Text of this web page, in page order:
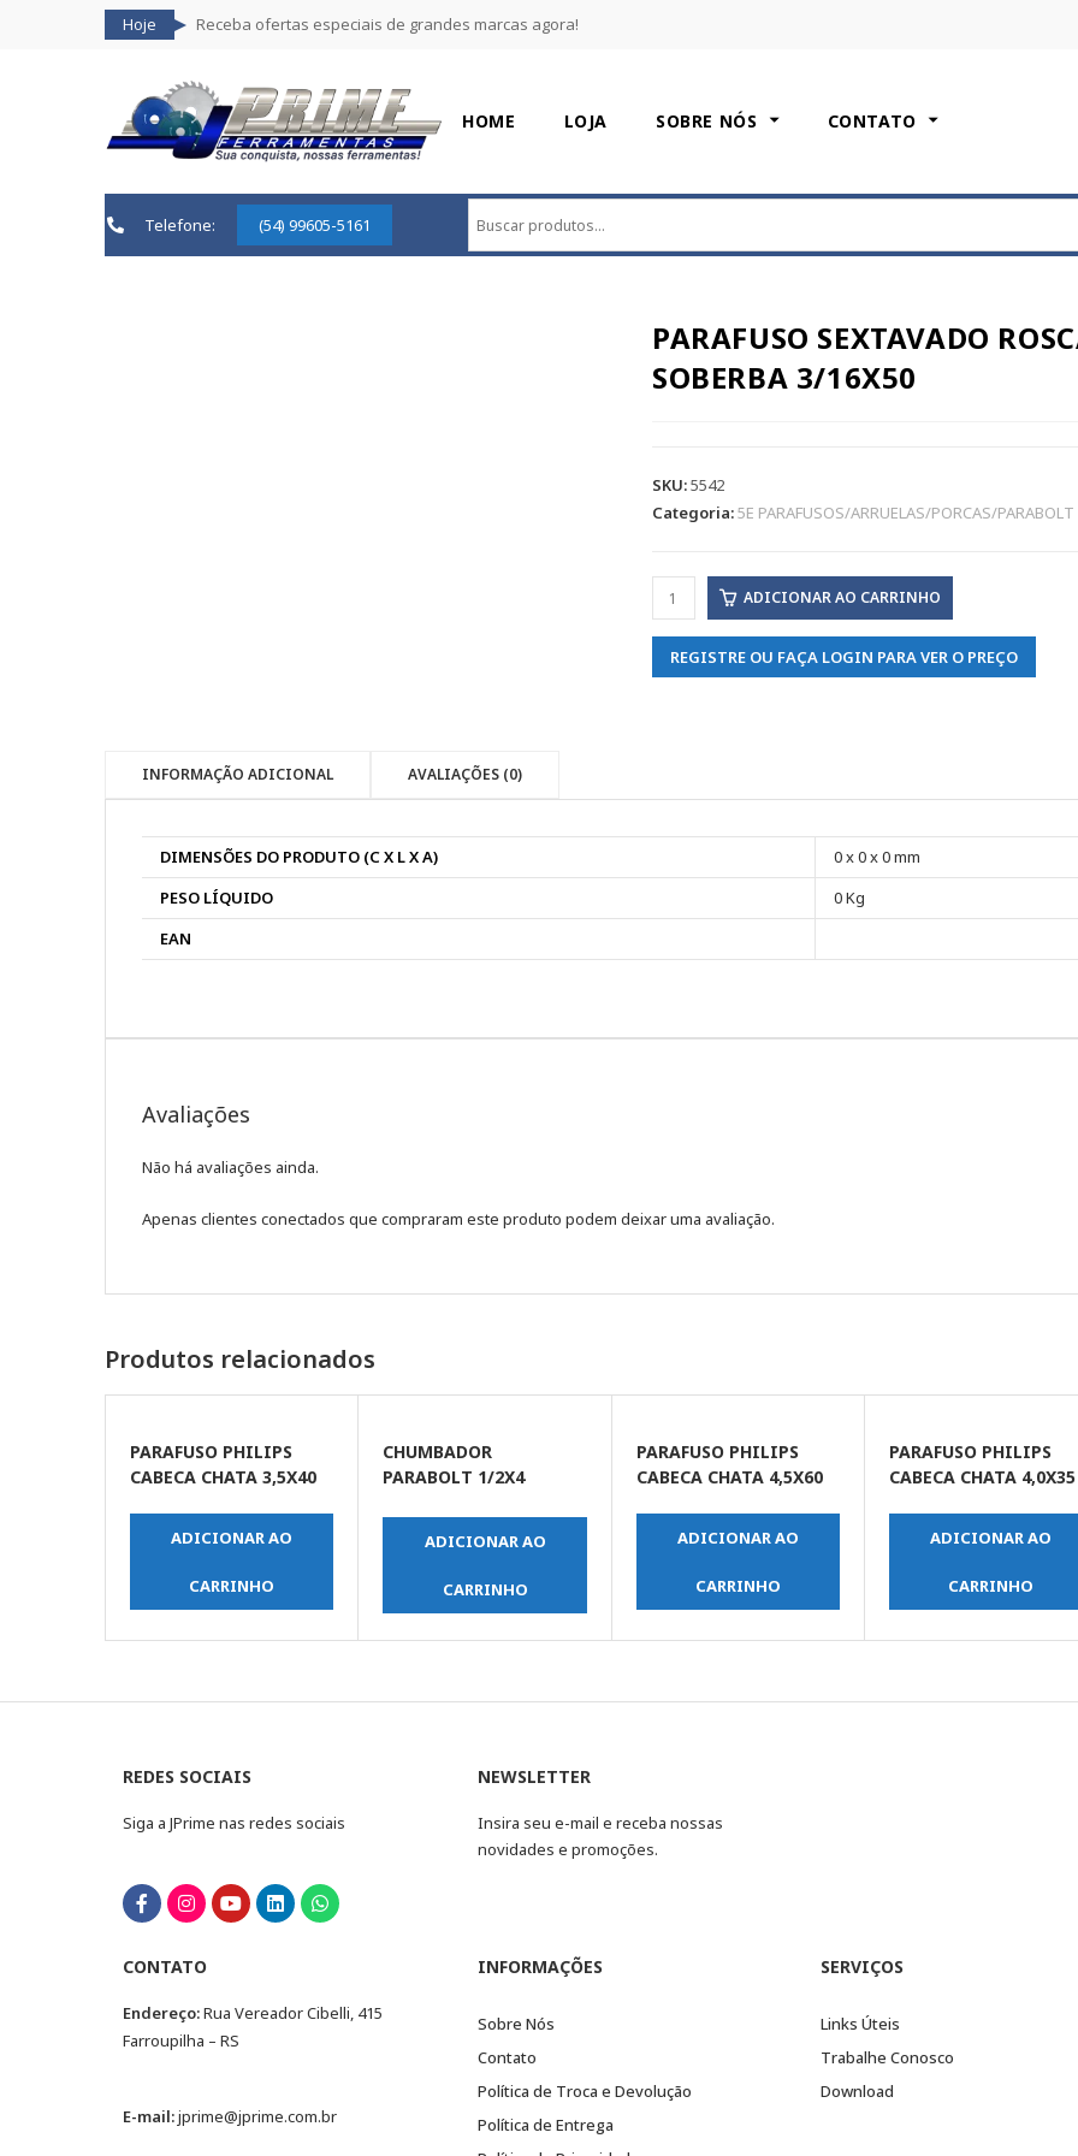
Hoje Receba ofertas especiais de grandes marcas agora!
HOME LOJA SOBRE NÓS CONTATO
Telefone: (54) 99605-5161
PARAFUSO SEXTAVADO
SOBERBA 3/16X50
SKU:5542
Categoria:5E PARAFUSOS/ARRUELAS/PORCAS/PARABOLT
ADICIONAR AO CARRINHO
REGISTRE OU FAÇA LOGIN PARA VER O PREÇO
INFORMAÇÃO ADICIONAL AVALIAÇÕES (0)
DIMENSÕES DO PRODUTO (C X L X A)
0 x 0 x 0 mm
PESO LÍQUIDO
0 Kg
EAN
Avaliações
Não há avaliações ainda.
Apenas clientes conectados que compraram este produto podem deixar uma avaliação.
Produtos relacionados
PARAFUSO PHILIPS
CABECA CHATA 3,5X40
ADICIONAR AO
CARRINHO
CHUMBADOR
PARABOLT 1/2X4
ADICIONAR AO
CARRINHO
PARAFUSO PHILIPS
CABECA CHATA 4,5X60
ADICIONAR AO
CARRINHO
PARAFUSO PHILIPS
CABECA CHATA 4,0X35
ADICIONAR AO
CARRINHO
REDES SOCIAIS
Siga a JPrime nas redes sociais
NEWSLETTER
Insira seu e-mail e receba nossas
novidades e promoções.
CONTATO
Endereço:Rua Vereador Cibelli, 415
Farroupilha – RS
E-mail:jprime@jprime.com.br
INFORMAÇÕES
Sobre Nós
Contato
Política de Troca e Devolução
Política de Entrega
SERVIÇOS
Links Úteis
Trabalhe Conosco
Download